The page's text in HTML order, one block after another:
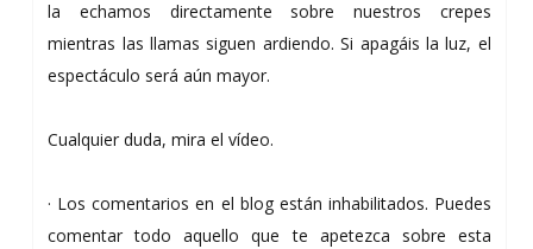
la echamos directamente sobre nuestros crepes
mientras las llamas siguen ardiendo. Si apagáis la luz, el
espectáculo será aún mayor.
Cualquier duda, mira el vídeo.
· Los comentarios en el blog están inhabilitados. Puedes
comentar todo aquello que te apetezca sobre esta